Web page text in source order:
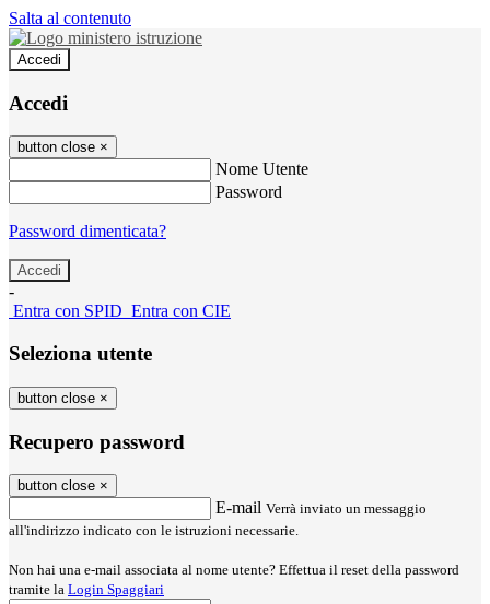
Salta al contenuto
Accedi
Accedi
button close ×
Nome Utente
Password
Password dimenticata?
-
Entra con SPID Entra con CIE
Seleziona utente
button close ×
Recupero password
button close ×
E-mail Verrà inviato un messaggio
all'indirizzo indicato con le istruzioni necessarie.
Non hai una e-mail associata al nome utente? Effettua il reset della password
tramite la Login Spaggiari